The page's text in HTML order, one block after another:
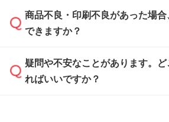
しい
解像度の低い画像や、手書きの
などを、印刷に適したベクター
・フルカラーデータを1色に変換
本体色がブラック、ネイビーな
白色か淡い色の印刷色をおすす
本体色がナチュラルなど淡色の
っきりと目立たせたいときは濃
らかい雰囲気にしたいときは淡
営業日は平日の10:00～18:00で
休みとなります。注文・見積・
速やかに対応いたします。
商品不良・印刷不良があった場
できますか？
お手数をお掛けいたしますが、
フまでご連絡ください。商品の
疑問や不安なことがあります。
ればいいですか？